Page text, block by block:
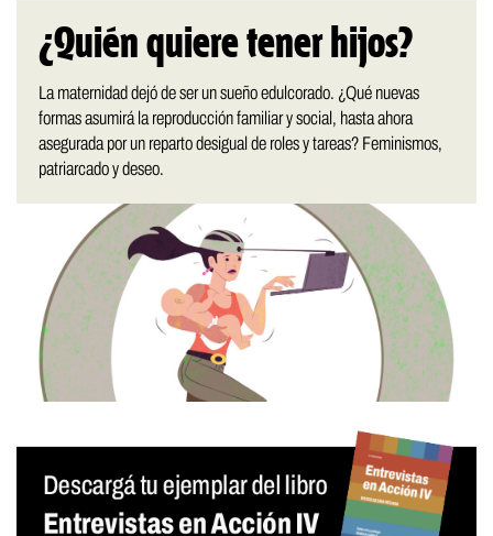
¿Quién quiere tener hijos?
La maternidad dejó de ser un sueño edulcorado. ¿Qué nuevas
formas asumirá la reproducción familiar y social, hasta ahora
asegurada por un reparto desigual de roles y tareas? Feminismos,
patriarcado y deseo.